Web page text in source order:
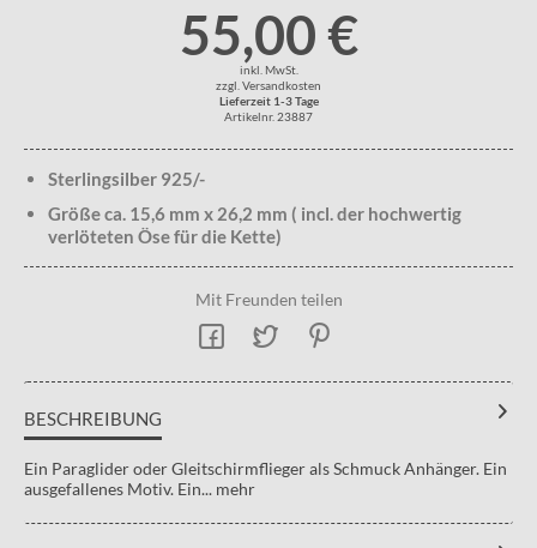
55,00 €
inkl. MwSt.
zzgl. Versandkosten
Lieferzeit 1-3 Tage
Artikelnr. 23887
Sterlingsilber 925/-
Größe ca. 15,6 mm x 26,2 mm ( incl. der hochwertig
verlöteten Öse für die Kette)
Mit Freunden teilen
BESCHREIBUNG
Ein Paraglider oder Gleitschirmflieger als Schmuck Anhänger. Ein
ausgefallenes Motiv. Ein... mehr